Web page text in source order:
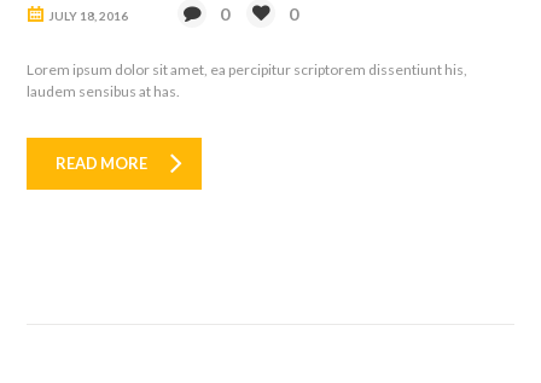
JULY 18, 2016 0 0
Lorem ipsum dolor sit amet, ea percipitur scriptorem dissentiunt his,
laudem sensibus at has.
READ MORE